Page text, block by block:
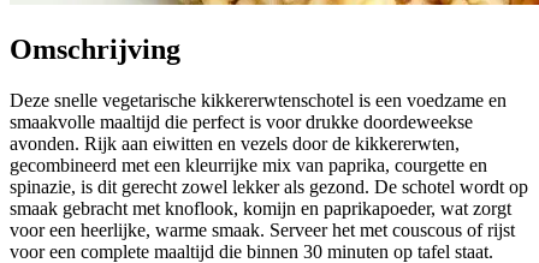
Omschrijving
Deze snelle vegetarische kikkererwtenschotel is een voedzame en
smaakvolle maaltijd die perfect is voor drukke doordeweekse
avonden. Rijk aan eiwitten en vezels door de kikkererwten,
gecombineerd met een kleurrijke mix van paprika, courgette en
spinazie, is dit gerecht zowel lekker als gezond. De schotel wordt op
smaak gebracht met knoflook, komijn en paprikapoeder, wat zorgt
voor een heerlijke, warme smaak. Serveer het met couscous of rijst
voor een complete maaltijd die binnen 30 minuten op tafel staat.